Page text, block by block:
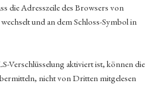
die Adresszeile des Browsers von
und an dem Schloss-Symbol in
Verschlüsselung aktiviert ist, können die
nicht von Dritten mitgelesen